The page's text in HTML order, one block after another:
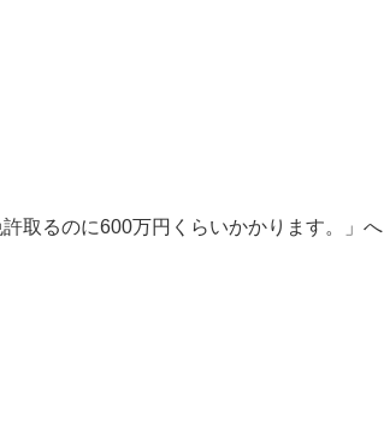
取るのに600万円くらいかかります。」へ